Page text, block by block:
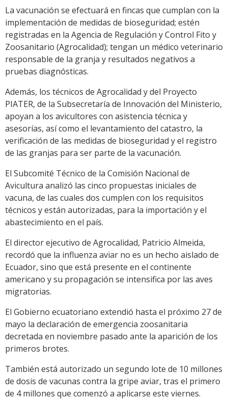
La vacunación se efectuará en fincas que cumplan con la
implementación de medidas de bioseguridad; estén
registradas en la Agencia de Regulación y Control Fito y
Zoosanitario (Agrocalidad); tengan un médico veterinario
responsable de la granja y resultados negativos a
pruebas diagnósticas.
Además, los técnicos de Agrocalidad y del Proyecto
PIATER, de la Subsecretaría de Innovación del Ministerio,
apoyan a los avicultores con asistencia técnica y
asesorías, así como el levantamiento del catastro, la
verificación de las medidas de bioseguridad y el registro
de las granjas para ser parte de la vacunación.
El Subcomité Técnico de la Comisión Nacional de
Avicultura analizó las cinco propuestas iniciales de
vacuna, de las cuales dos cumplen con los requisitos
técnicos y están autorizadas, para la importación y el
abastecimiento en el país.
El director ejecutivo de Agrocalidad, Patricio Almeida,
recordó que la influenza aviar no es un hecho aislado de
Ecuador, sino que está presente en el continente
americano y su propagación se intensifica por las aves
migratorias.
El Gobierno ecuatoriano extendió hasta el próximo 27 de
mayo la declaración de emergencia zoosanitaria
decretada en noviembre pasado ante la aparición de los
primeros brotes.
También está autorizado un segundo lote de 10 millones
de dosis de vacunas contra la gripe aviar, tras el primero
de 4 millones que comenzó a aplicarse este viernes.